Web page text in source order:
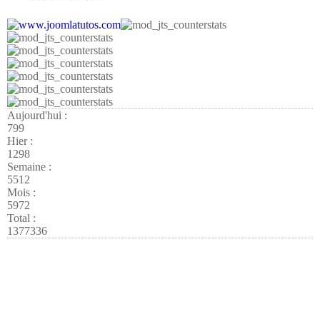
Aujourd'hui :
799
Hier :
1298
Semaine :
5512
Mois :
5972
Total :
1377336